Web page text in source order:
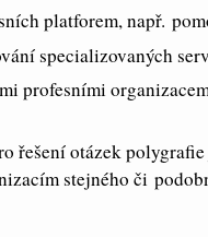
platforem, např.
specializovaných
profesními
řešení otázek
stejného či